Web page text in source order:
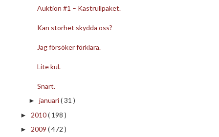
Auktion #1 – Kastrullpaket.
Kan storhet skydda oss?
Jag försöker förklara.
Lite kul.
Snart.
► januari( 31 )
► 2010( 198 )
► 2009 ( 472 )